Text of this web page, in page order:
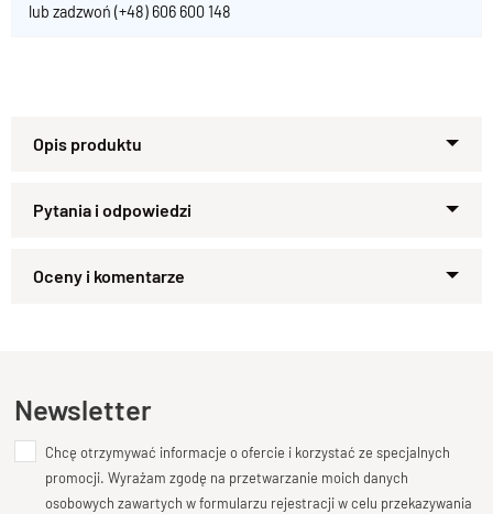
lub zadzwoń (+48) 606 600 148
Drewno
: 100 % palisander
Zapytaj o produkt
Dodaj opinię o produkcie
Twoja ocena
Newsletter
Chcę otrzymywać informacje o ofercie i korzystać ze specjalnych
promocji. Wyrażam zgodę na przetwarzanie moich danych
osobowych zawartych w formularzu rejestracji w celu przekazywania